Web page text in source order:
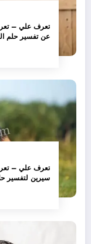
تعرف علي –
عن تفسير حلم
تعرف علي –
سيرين لتفسير